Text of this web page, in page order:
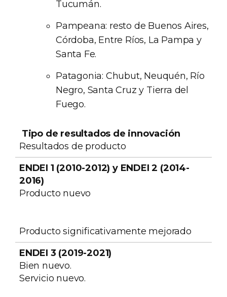
Tucumán.
Pampeana: resto de Buenos Aires,
Córdoba, Entre Ríos, La Pampa y
Santa Fe.
Patagonia: Chubut, Neuquén, Río
Negro, Santa Cruz y Tierra del
Fuego.
Tipo de
resultados de
innovación
ENDEI 1 (2010-
2012) y ENDEI 2
(2014-2016)
2021)
Resultados de producto
Producto nuevo
Producto significativamente mejorado
Bien nuevo.
Servicio nuevo.